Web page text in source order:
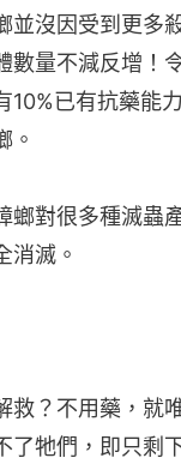
並沒因受到更多
數量不減反增！
10%已有抗藥能
。
螂對很多種滅蟲
消滅。
救？不用藥，就
牠們，即只剩